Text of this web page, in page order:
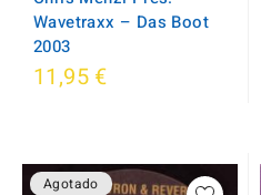
Wavetraxx ‎– Das Boot
2003
11,95 €
Agotado